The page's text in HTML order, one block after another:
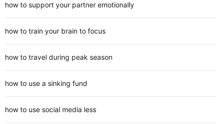
how to support your partner emotionally
how to train your brain to focus
how to travel during peak season
how to use a sinking fund
how to use social media less